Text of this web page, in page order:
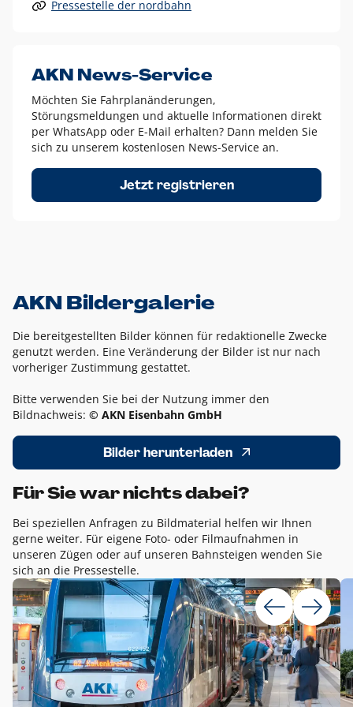
Alle anderen Logo-Varianten dürfen nur in Ausnahmefällen
Diese Ausnahmen sind zum Beispiel:
dem AKN Blau,
weißes Logo auf Fotohintergründen,
schwarzes Logo für reine Schwarz-Weiß-Umsetzungen
Um das Logo herum muss ein Schutzraum von jeweils einer
Höhe bzw. Breite des N aus AKN in alle Richtungen
Pressestelle der nordbahn
AKN News-Service
Möchten Sie Fahrplanänderungen,
Störungsmeldungen und aktuelle Informationen direkt
per WhatsApp oder E-Mail erhalten? Dann melden Sie
sich zu unserem kostenlosen News-Service an.
Jetzt registrieren
AKN Bildergalerie
Die bereitgestellten Bilder können für redaktionelle Zwecke
genutzt werden. Eine Veränderung der Bilder ist nur nach
vorheriger Zustimmung gestattet.
Bitte verwenden Sie bei der Nutzung immer den
Bildnachweis: © AKN Eisenbahn GmbH
Bilder herunterladen
Für Sie war nichts dabei?
Bei speziellen Anfragen zu Bildmaterial helfen wir Ihnen
gerne weiter. Für eigene Foto- oder Filmaufnahmen in
unseren Zügen oder auf unseren Bahnsteigen wenden Sie
sich an die Pressestelle.